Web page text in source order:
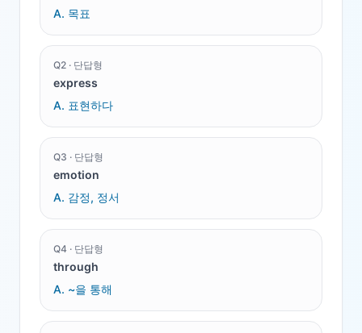
A. 목표
Q2 · 단답형
express
A. 표현하다
Q3 · 단답형
emotion
A. 감정, 정서
Q4 · 단답형
through
A. ~을 통해